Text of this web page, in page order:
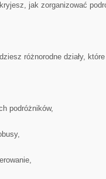
jak zorganizować
różnorodne działy,
podróżników,